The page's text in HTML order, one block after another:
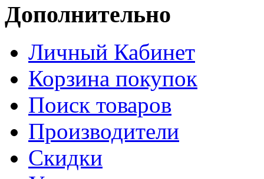
Дополнительно
Личный Кабинет
Корзина покупок
Поиск товаров
Производители
Скидки